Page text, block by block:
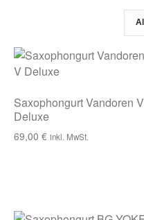
Saxophongurt Vandoren V
Deluxe
69,00 € inkl. MwSt.